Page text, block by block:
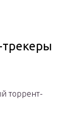
торрент-